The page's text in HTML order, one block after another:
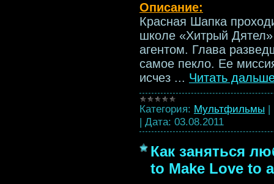
Описание:
Красная Шапка
школе «Хитрый
агентом. Глава
самое пекло. Ее
исчез ... Читать
Категория: Мультфильмы |
| Дата: 03.08.2011
Как заняться
to Make Love to